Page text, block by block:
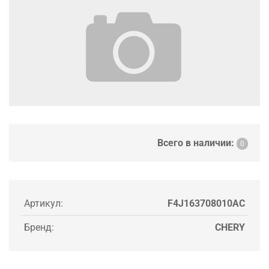
Всего в наличии: 0
Артикул: F4J163708010AC
Бренд: CHERY